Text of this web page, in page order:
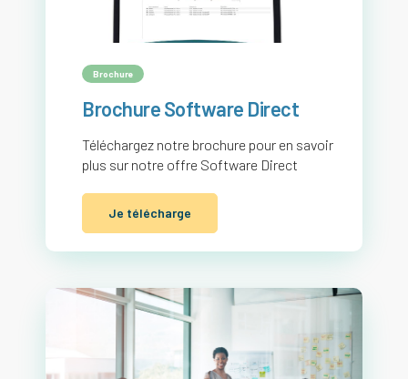
Brochure
Brochure Software Direct
Téléchargez notre brochure pour en savoir
plus sur notre offre Software Direct
Je télécharge